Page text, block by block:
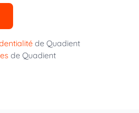
de Quadient
de Quadient